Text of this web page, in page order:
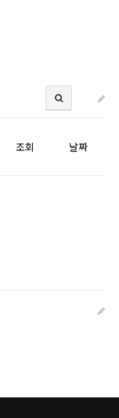
조회 날짜